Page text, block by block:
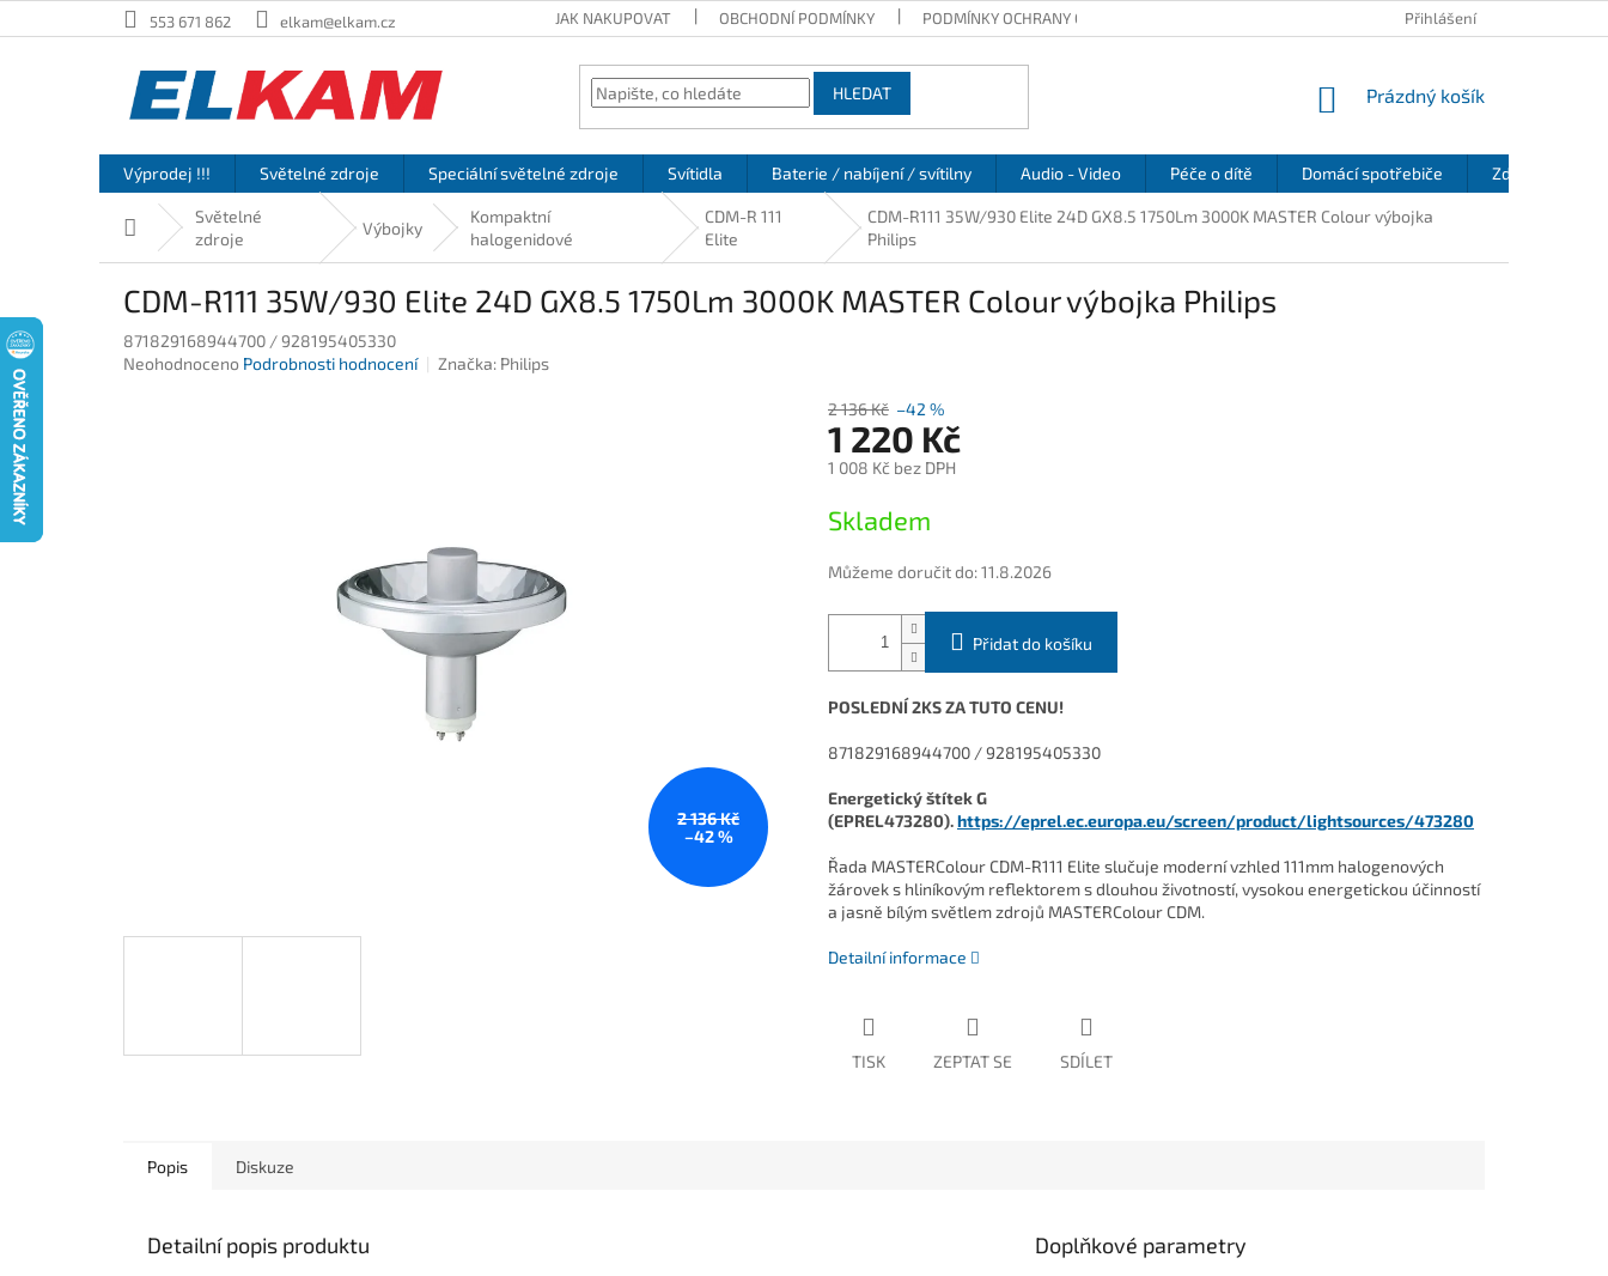
na
553 671 862 elkam@elkam.cz JAK NAKUPOVAT OBCHODNÍ PODMÍNKY PODMÍNKY OCHRANY OSOBNÍCH ÚDAJŮ REKLAMAČNÍ ŘÁD
Přihlášení
HLEDAT
NÁKUPNÍ
Prázdný košík
Výprodej !!! Světelné zdroje Speciální světelné zdroje Svítidla Baterie / nabíjení / svítilny Audio - Video Péče o dítě Domácí spotřebiče Zdraví a
Domů
Světelné
zdroje
Výbojky
Kompaktní
halogenidové
CDM-R 111
Elite
CDM-R111 35W/930 Elite 24D GX8.5 1750Lm 3000K MASTER Colour výbojka
Philips
CDM-R111 35W/930 Elite 24D GX8.5 1750Lm 3000K MASTER Colour výbojka Philips
871829168944700 / 928195405330
Průměrné
Neohodnoceno Podrobnosti hodnocení Značka: Philips
2 136 Kč
–42 %
2 136 Kč –42 %
1 220 Kč
1 008 Kč bez DPH
cena:
Skladem
Můžeme doručit do:11.8.2026
Přidat do košíku
POSLEDNÍ 2KS ZA TUTO CENU!
871829168944700 / 928195405330
Energetický štítek G
(EPREL473280).https://eprel.ec.europa.eu/screen/product/lightsources/473280
Řada MASTERColour CDM-R111 Elite slučuje moderní vzhled 111mm halogenových
žárovek s hliníkovým reflektorem s dlouhou životností, vysokou energetickou účinností
a jasně bílým světlem zdrojů MASTERColour CDM.
Detailní informace
TISK ZEPTAT SE SDÍLET
Popis Diskuze
Detailní popis produktu Doplňkové parametry